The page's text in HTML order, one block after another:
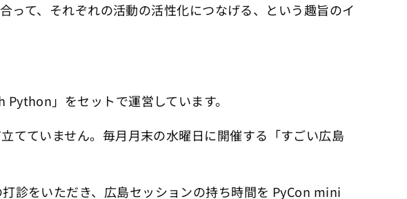
て、それぞれの活動の活性化につなげる、という趣旨のイ
」をセットで運営しています。
ていません。毎月月末の水曜日に開催する「すごい広島
診をいただき、広島セッションの持ち時間を PyCon mini